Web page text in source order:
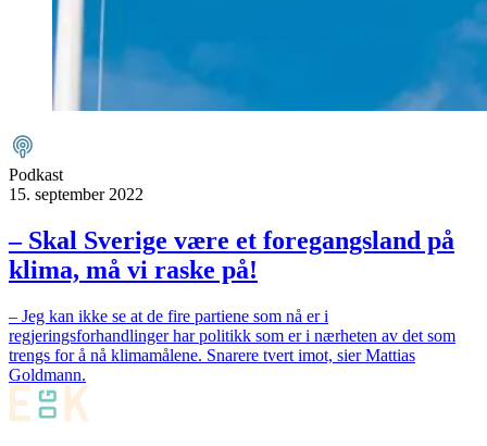
Podkast
15. september 2022
– Skal Sverige være et foregangsland på
klima, må vi raske på!
– Jeg kan ikke se at de fire partiene som nå er i
regjeringsforhandlinger har politikk som er i nærheten av det som
trengs for å nå klimamålene. Snarere tvert imot, sier Mattias
Goldmann.